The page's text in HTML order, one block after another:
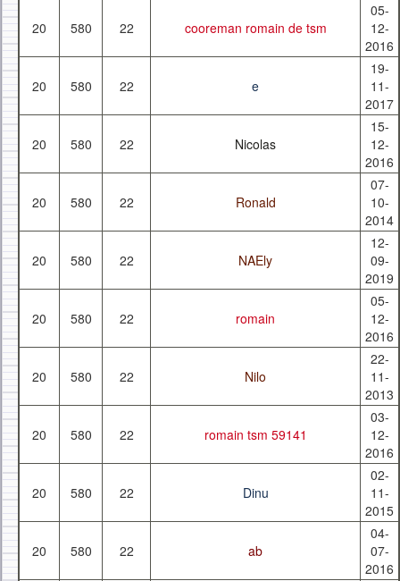
20 580 22 cooreman romain de tsm
05-
12-
2016
20 580 22 e
19-
11-
2017
20 580 22 Nicolas
15-
12-
2016
20 580 22 Ronald
07-
10-
2014
20 580 22 NAEly
12-
09-
2019
20 580 22 romain
05-
12-
2016
20 580 22 Nilo
22-
11-
2013
20 580 22 romain tsm 59141
03-
12-
2016
20 580 22 Dinu
02-
11-
2015
20 580 22 ab
04-
07-
2016